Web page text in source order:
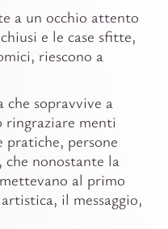
a un occhio attento
e le case sfitte,
riescono a
che sopravvive a
menti
pratiche, persone
nonostante la
al primo
il messaggio,